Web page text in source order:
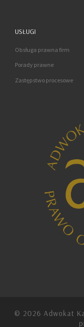
USŁUGI
Obsługa prawna firm
Porady prawne
Zastępstwo procesowe
© 2026 Adwokat